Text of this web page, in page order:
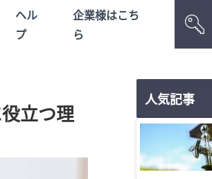
ヘル
プ
企業様はこち
ら
立つ理
人気記事